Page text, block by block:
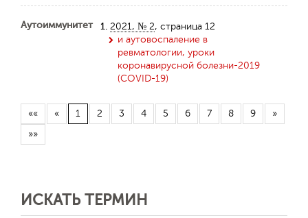
Аутоиммунитет 1. 2021, № 2, страница 12
и аутовоспаление в
ревматологии, уроки
коронавирусной болезни-2019
(COVID-19)
«« « 1 2 3 4 5 6 7 8 9
»
»»
ИСКАТЬ ТЕРМИН
Отправить